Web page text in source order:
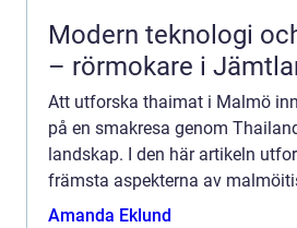
Modern teknologi
– rörmokare i
Att utforska thaimat i Malmö
på en smakresa genom
landskap. I den här artikeln
främsta aspekterna av
autenticitet, ...
Amanda Eklund